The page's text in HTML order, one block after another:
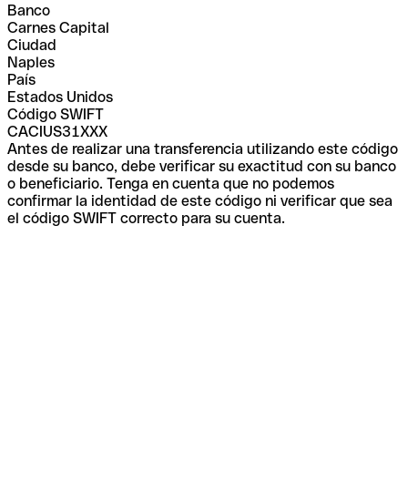
Banco
Carnes Capital
Ciudad
Naples
País
Estados Unidos
Código SWIFT
CACIUS31XXX
Antes de realizar una transferencia utilizando este código
desde su banco, debe verificar su exactitud con su banco
o beneficiario. Tenga en cuenta que no podemos
confirmar la identidad de este código ni verificar que sea
el código SWIFT correcto para su cuenta.